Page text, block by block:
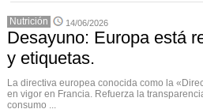
Nutrición 14/06/2026
Desayuno: Europa está
y etiquetas.
La directiva europea conocida como la
en vigor en Francia. Refuerza la
consumo ...